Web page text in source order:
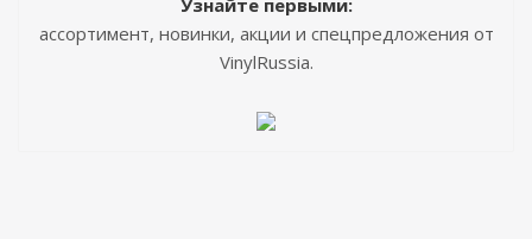
Узнайте первыми:
ассортимент, новинки, акции и спецпредложения от
VinylRussia.